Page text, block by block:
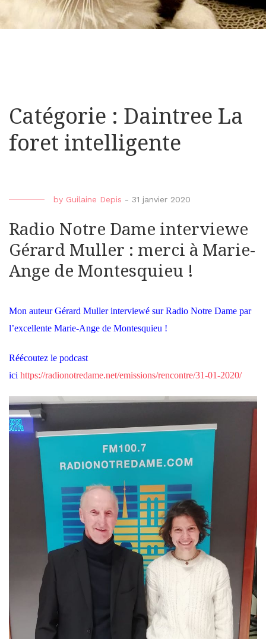
Catégorie : Daintree La
foret intelligente
by Guilaine Depis - 31 janvier 2020
Radio Notre Dame interviewe
Gérard Muller : merci à Marie-
Ange de Montesquieu !
Mon auteur Gérard Muller interviewé sur Radio Notre Dame par
l’excellente Marie-Ange de Montesquieu !
Réécoutez le podcast
ici https://radionotredame.net/emissions/rencontre/31-01-2020/